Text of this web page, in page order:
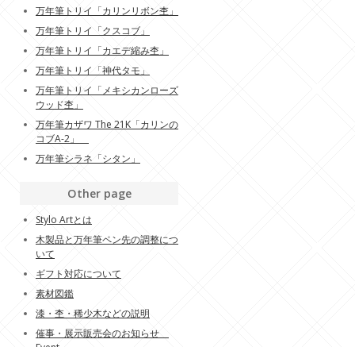
万年筆トリイ「カリンリボン杢」
万年筆トリイ「クスコブ」
万年筆トリイ「カエデ縮み杢」
万年筆トリイ「神代タモ」
万年筆トリイ「メキシカンローズ
ウッド杢」
万年筆カザワ The 21K「カリンの
コブA-2」
万年筆シラネ「シタン」
Other page
Stylo Artとは
木製品と万年筆ペン先の調整につ
いて
ギフト対応について
素材図鑑
漆・杢・稀少木などの説明
催事・展示販売会のお知らせ